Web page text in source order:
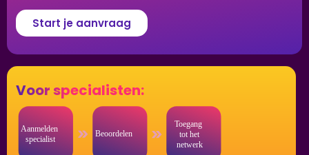
Start je aanvraag
Voor specialisten: